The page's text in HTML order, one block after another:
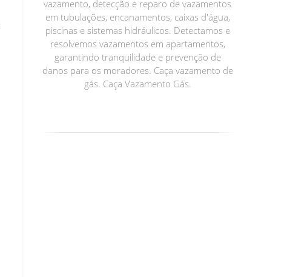
vazamento, detecção e reparo de vazamentos
em tubulações, encanamentos, caixas d'água,
piscinas e sistemas hidráulicos. Detectamos e
resolvemos vazamentos em apartamentos,
garantindo tranquilidade e prevenção de
danos para os moradores. Caça vazamento de
gás. Caça Vazamento Gás.